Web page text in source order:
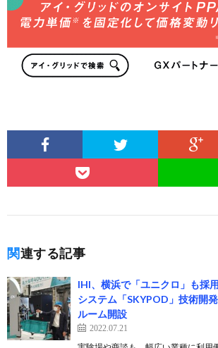
関連する記事
IHI、横浜で「ユニクロ」も採
システム「SKYPOD」技術開
ルーム開設
2022.07.21